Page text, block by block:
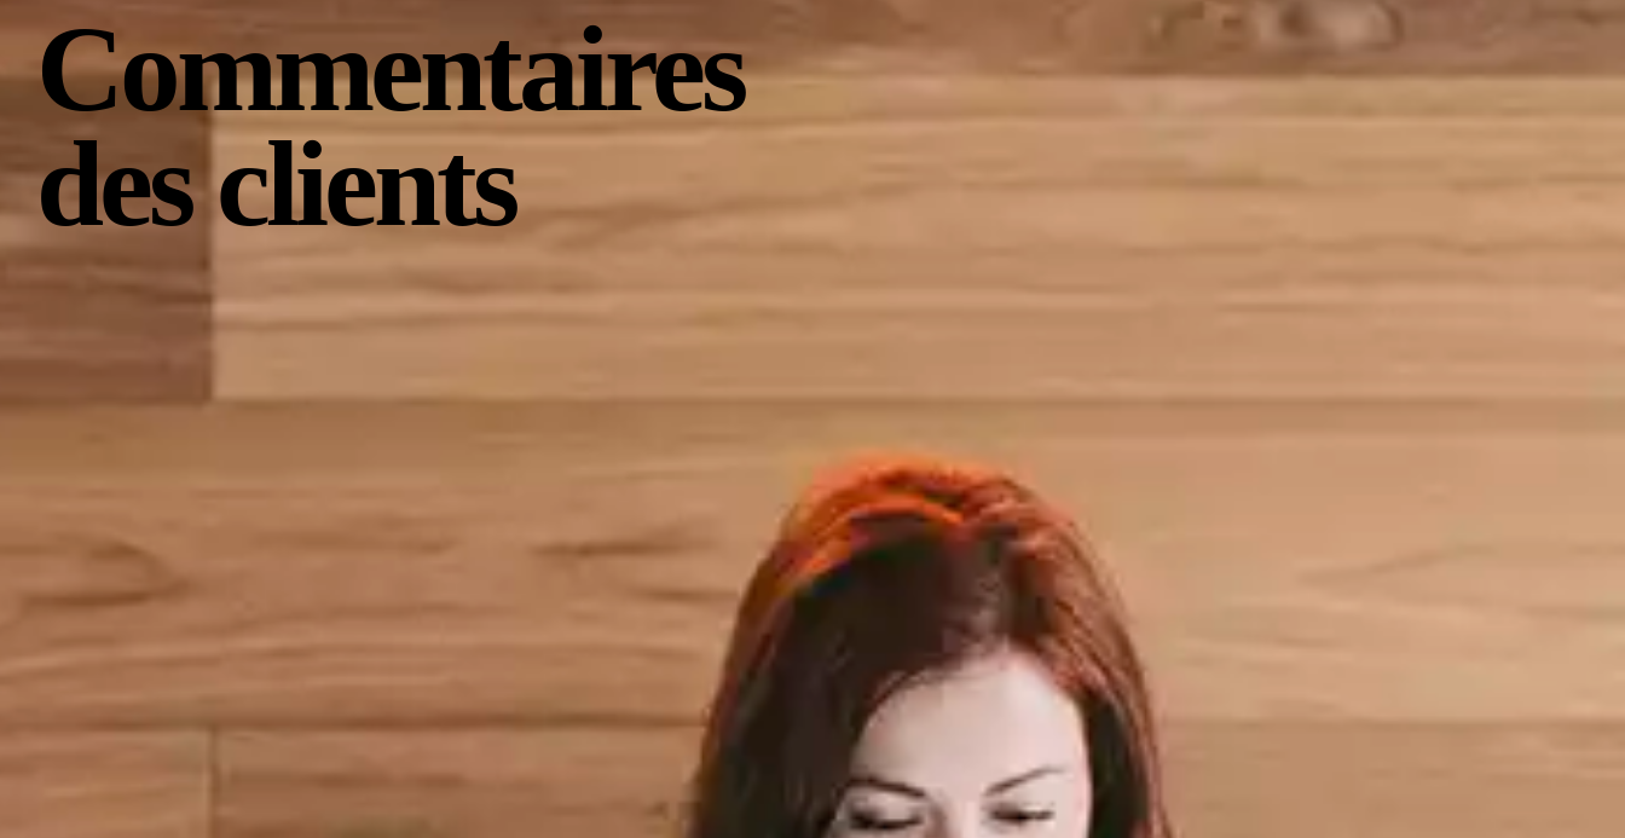
Commentaires
des clients
noches eternas y las cenas inolvidables.
Dear Hotel te invita a refrescarte en su Sky Pool, célebre por sus
vistas sobre Madrid.
Colorear las tardes con
los smoothies de Nice to Meet You